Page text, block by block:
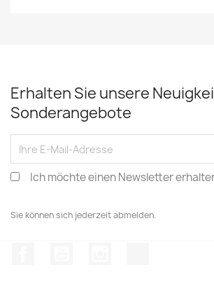
Erhalten Sie unsere
Sonderangebote
Ich möchte einen Newsletter
Sie können sich jederzeit abmelden.